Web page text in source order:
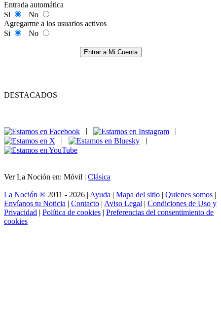
Entrada automática
Si
No
Agregarme a los usuarios activos
Si
No
Entrar a Mi Cuenta
DESTACADOS
|
|
Ver La Noción en: Móvil | Clásica
La Noción ® 2011 - 2026 | Ayuda | Mapa del sitio | Quienes somos |
Envíanos tu Noticia | Contacto | Aviso Legal | Condiciones de Uso y
Privacidad | Política de cookies | Preferencias del consentimiento de
cookies